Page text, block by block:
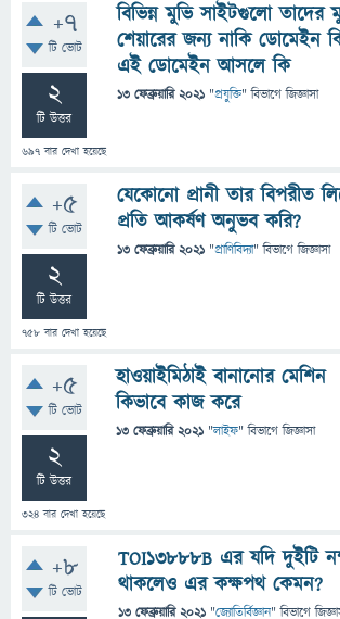
+7
টি ভোট
2
টি উত্তর
697 বার দেখা হয়েছে
বিভিন্ন মুভি সাইটগুলো তাদের
শেয়ারের জন্য নাকি ডোমেইন
এই ডোমেইন আসলে কি
13 ফেব্রুয়ারি 2021 "প্রযুক্তি" বিভাগে জিজ্ঞাসা
+5
টি ভোট
2
টি উত্তর
758 বার দেখা হয়েছে
যেকোনো প্রানী তার বিপরীত
প্রতি আকর্ষণ অনুভব করি?
13 ফেব্রুয়ারি 2021 "প্রাণিবিদ্যা" বিভাগে জিজ্ঞাসা
+5
টি ভোট
2
টি উত্তর
324 বার দেখা হয়েছে
হাওয়াইমিঠাই বানানোর মেশিন
কিভাবে কাজ করে
13 ফেব্রুয়ারি 2021 "লাইফ" বিভাগে জিজ্ঞাসা
+8
টি ভোট
TOI13888B এর যদি দুইটি
থাকলেও এর কক্ষপথ কেমন?
13 ফেব্রুয়ারি 2021 "জ্যোতির্বিজ্ঞান" বিভাগে